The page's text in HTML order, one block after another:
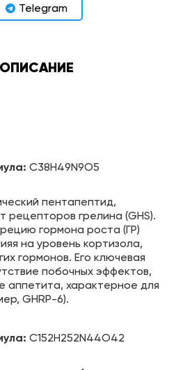
Telegram
ОПИСАНИЕ
C38H49N9O5
пентапептид,
рецепторов грелина (GHS).
гормона роста (ГР)
на уровень кортизола,
гормонов. Его ключевая
побочных эффектов,
аппетита, характерное для
GHRP-6).
C152H252N44O42